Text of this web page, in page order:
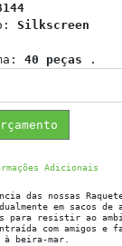
Silkscreen
40 peças .
Adicionais
das nossas
em sacos de
para resistir ao
com amigos e
à beira-mar.